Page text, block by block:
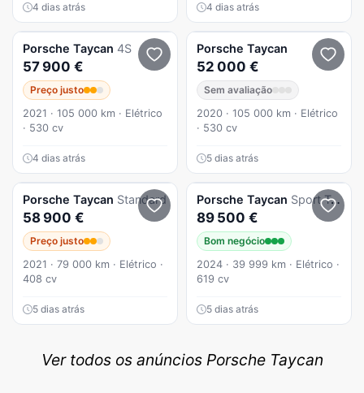
4 dias atrás 4 dias atrás
Porsche Taycan 4S
57 900 €
Preço justo
2021 · 105 000 km · Elétrico
· 530 cv
4 dias atrás
Porsche Taycan
52 000 €
Sem avaliação
2020 · 105 000 km · Elétrico
· 530 cv
5 dias atrás
Porsche Taycan Standard
58 900 €
Preço justo
2021 · 79 000 km · Elétrico ·
408 cv
5 dias atrás
Porsche Taycan Sport Turismo 4S
89 500 €
Bom negócio
2024 · 39 999 km · Elétrico ·
619 cv
5 dias atrás
Ver todos os anúncios Porsche Taycan